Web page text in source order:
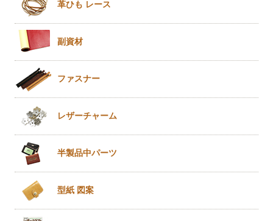
革ひも レース
副資材
ファスナー
レザーチャーム
半製品中パーツ
型紙 図案